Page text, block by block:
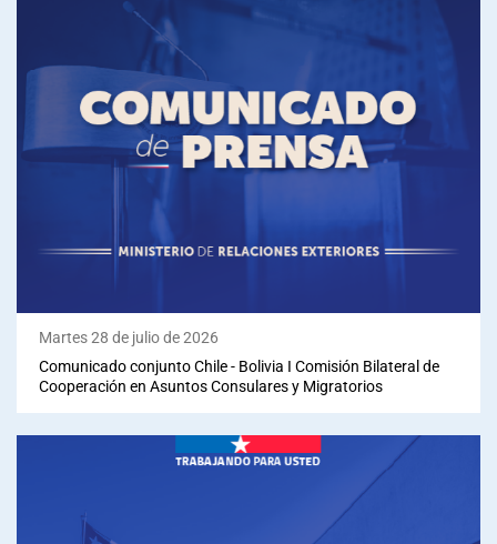
Martes 28 de julio de 2026
Comunicado conjunto Chile - Bolivia I Comisión Bilateral de
Cooperación en Asuntos Consulares y Migratorios